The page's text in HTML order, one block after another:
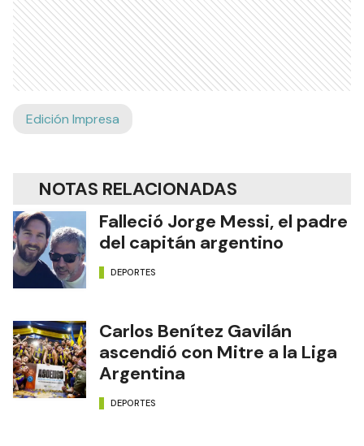
Edición Impresa
NOTAS RELACIONADAS
Falleció Jorge Messi, el padre
del capitán argentino
DEPORTES
Carlos Benítez Gavilán
ascendió con Mitre a la Liga
Argentina
DEPORTES